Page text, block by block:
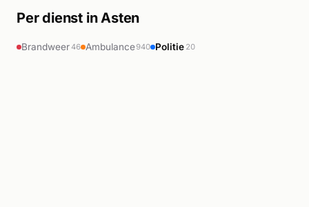
Per dienst in Asten
Brandweer46 Ambulance940 Politie 20